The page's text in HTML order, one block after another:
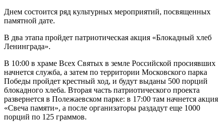
Днем состоится ряд культурных мероприятий, посвященных
памятной дате.
В два этапа пройдет патриотическая акция «Блокадный хлеб
Ленинграда».
В 10:00 в храме Всех Святых в земле Российской просиявших
начнется служба, а затем по территории Московского парка
Победы пройдет крестный ход, и будут выданы 500 порций
блокадного хлеба. Вторая часть патриотического проекта
развернется в Полежаевском парке: в 17:00 там начнется акция
«Свеча памяти», а после организаторы раздадут еще 1000
порций по 125 граммов.